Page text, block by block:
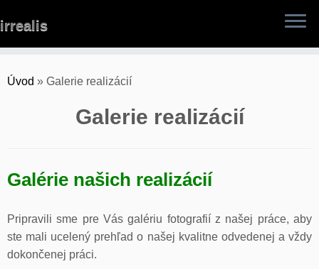
to
irrealis
Úvod » Galerie realizácií
Galerie realizácií
Galérie našich realizácií
Pripravili sme pre Vás galériu fotografií z našej práce, aby
ste mali ucelený prehľad o našej kvalitne odvedenej a vždy
dokončenej práci.